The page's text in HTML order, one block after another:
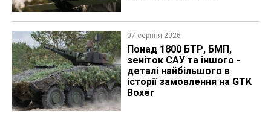
07 серпня 2026
Понад 1800 БТР, БМП,
зеніток САУ та іншого -
деталі найбільшого в
історії замовлення на GTK
Boxer